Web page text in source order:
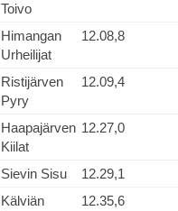
Toivo
Himangan
Urheilijat
12.08,8
Ristijärven
Pyry
12.09,4
Haapajärven
Kiilat
12.27,0
Sievin Sisu
12.29,1
Kälviän
12.35,6